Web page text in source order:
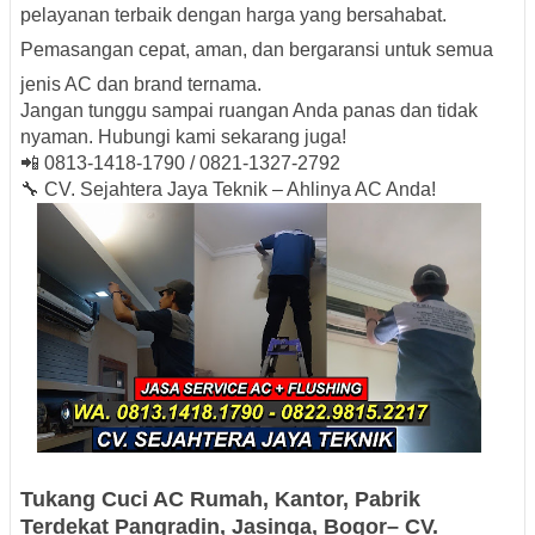
pelayanan terbaik dengan harga yang bersahabat.
Pemasangan cepat, aman, dan bergaransi untuk semua
jenis AC dan brand ternama.
Jangan tunggu sampai ruangan Anda panas dan tidak
nyaman. Hubungi kami sekarang juga!
📲 0813-1418-1790 / 0821-1327-2792
🔧 CV. Sejahtera Jaya Teknik – Ahlinya AC Anda!
Tukang Cuci AC Rumah, Kantor, Pabrik
Terdekat Pangradin, Jasinga, Bogor– CV.